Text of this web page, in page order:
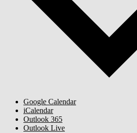
Google Calendar
iCalendar
Outlook 365
Outlook Live